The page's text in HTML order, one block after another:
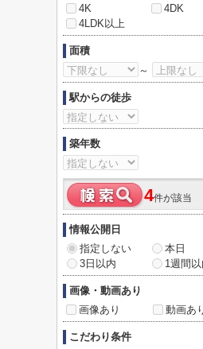
4K
4DK
4LDK以上
面積
～
駅からの徒歩
築年数
4件が該当
情報公開日
指定しない
本日
3日以内
1週間以
画像・動画あり
画像あり
動画あ
こだわり条件